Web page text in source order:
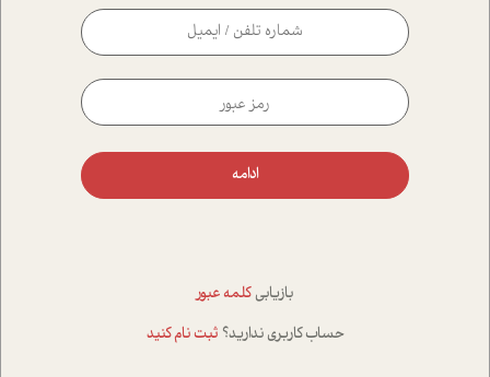
ادامه
بازیابی کلمه عبور
حساب کاربری ندارید؟ ثبت نام کنید